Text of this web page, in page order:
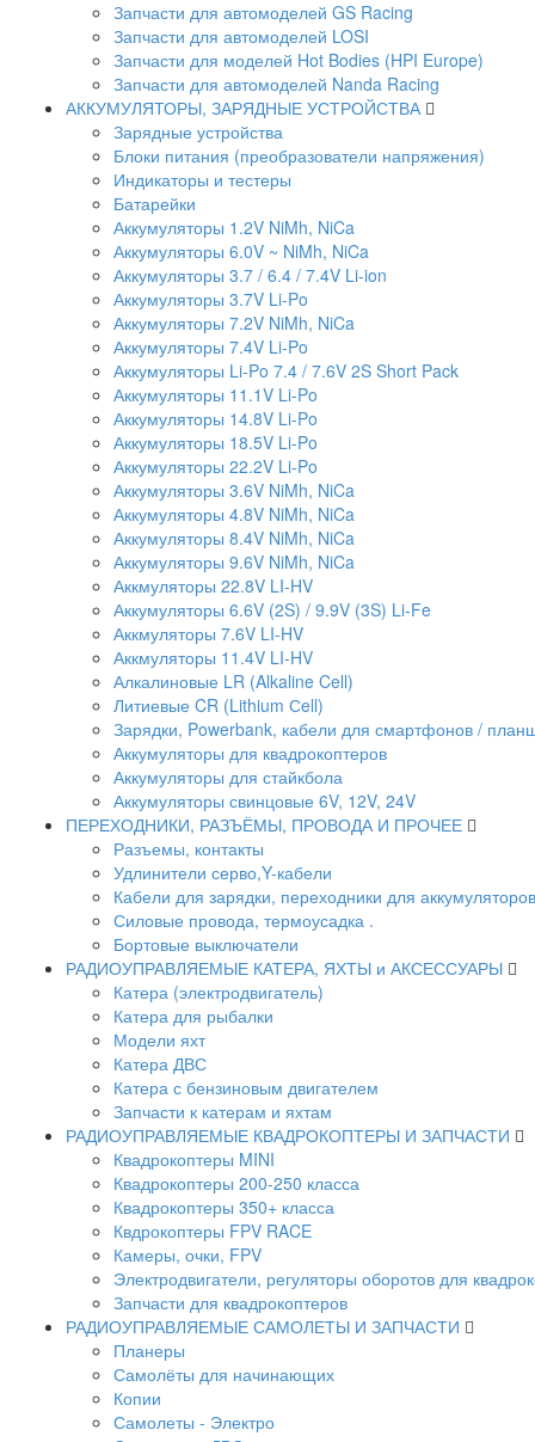
Запчасти для автомоделей GS Racing
Запчасти для автомоделей LOSI
Запчасти для моделей Hot Bodies (HPI Europe)
Запчасти для автомоделей Nanda Racing
АККУМУЛЯТОРЫ, ЗАРЯДНЫЕ УСТРОЙСТВА
Зарядные устройства
Блоки питания (преобразователи напряжения)
Индикаторы и тестеры
Батарейки
Аккумуляторы 1.2V NiMh, NiCa
Аккумуляторы 6.0V ~ NiMh, NiCa
Аккумуляторы 3.7 / 6.4 / 7.4V Li-ion
Аккумуляторы 3.7V Li-Po
Аккумуляторы 7.2V NiMh, NiCa
Аккумуляторы 7.4V Li-Po
Аккумуляторы Li-Po 7.4 / 7.6V 2S Short Pack
Аккумуляторы 11.1V Li-Po
Аккумуляторы 14.8V Li-Po
Аккумуляторы 18.5V Li-Po
Аккумуляторы 22.2V Li-Po
Аккумуляторы 3.6V NiMh, NiCa
Аккумуляторы 4.8V NiMh, NiCa
Аккумуляторы 8.4V NiMh, NiCa
Аккумуляторы 9.6V NiMh, NiCa
Аккмуляторы 22.8V LI-HV
Аккумуляторы 6.6V (2S) / 9.9V (3S) Li-Fe
Аккмуляторы 7.6V LI-HV
Аккмуляторы 11.4V LI-HV
Алкалиновые LR (Alkaline Cell)
Литиевые CR (Lithium Сell)
Зарядки, Powerbank, кабели для смартфонов /
Аккумуляторы для квадрокоптеров
Аккумуляторы для стайкбола
Аккумуляторы свинцовые 6V, 12V, 24V
ПЕРЕХОДНИКИ, РАЗЪЁМЫ, ПРОВОДА И ПРОЧЕЕ
Разъемы, контакты
Удлинители серво,Y-кабели
Кабели для зарядки, переходники для аккумуляторов
Силовые провода, термоусадка .
Бортовые выключатели
РАДИОУПРАВЛЯЕМЫЕ КАТЕРА, ЯХТЫ и АКСЕССУАРЫ
Катера (электродвигатель)
Катера для рыбалки
Модели яхт
Катера ДВС
Катера с бензиновым двигателем
Запчасти к катерам и яхтам
РАДИОУПРАВЛЯЕМЫЕ КВАДРОКОПТЕРЫ И ЗАПЧАСТИ
Квадрокоптеры MINI
Квадрокоптеры 200-250 класса
Квадрокоптеры 350+ класса
Квдрокоптеры FPV RACE
Камеры, очки, FPV
Электродвигатели, регуляторы оборотов для
Запчасти для квадрокоптеров
РАДИОУПРАВЛЯЕМЫЕ САМОЛЕТЫ И ЗАПЧАСТИ
Планеры
Самолёты для начинающих
Копии
Самолеты - Электро